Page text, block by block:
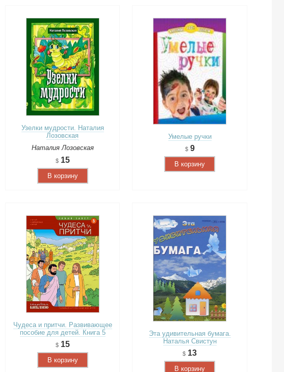
Узелки мудрости. Наталия
Лозовская
Наталия Лозовская
15
В корзину
Умелые ручки
9
В корзину
Чудеса и притчи. Развивающее
пособие для детей. Книга 5
15
В корзину
Эта удивительная бумага.
Наталья Свистун
13
В корзину